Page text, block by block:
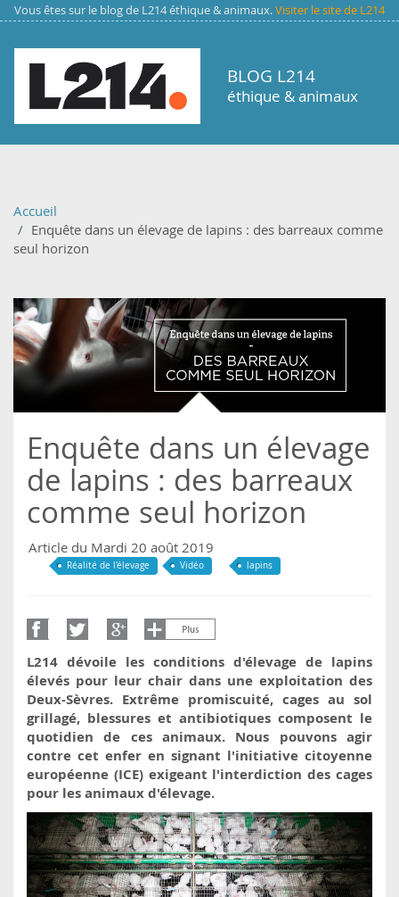
Aller au contenu principal
Vous êtes sur le blog de L214 éthique & animaux.Visiter le site de L214
BLOG L214
éthique & animaux
Accueil
Enquête dans un élevage de lapins : des barreaux comme
seul horizon
Enquête dans un élevage
de lapins : des barreaux
comme seul horizon
Article du Mardi 20 août 2019
Réalité de l'élevage Vidéo lapins
L214 dévoile les conditions d'élevage de lapins
élevés pour leur chair dans une exploitation des
Deux-Sèvres. Extrême promiscuité, cages au sol
grillagé, blessures et antibiotiques composent le
quotidien de ces animaux. Nous pouvons agir
contre cet enfer en signant l'initiative citoyenne
européenne (ICE) exigeant l'interdiction des cages
pour les animaux d'élevage.